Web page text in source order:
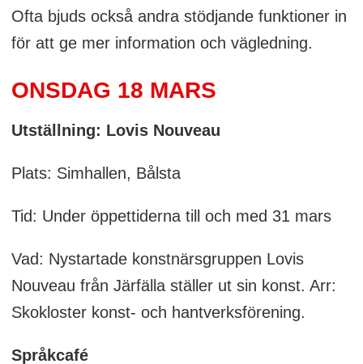
Ofta bjuds också andra stödjande funktioner in
för att ge mer information och vägledning.
ONSDAG 18 MARS
Utställning: Lovis Nouveau
Plats: Simhallen, Bålsta
Tid: Under öppettiderna till och med 31 mars
Vad: Nystartade konstnärsgruppen Lovis
Nouveau från Järfälla ställer ut sin konst. Arr:
Skokloster konst- och hantverksförening.
Språkcafé